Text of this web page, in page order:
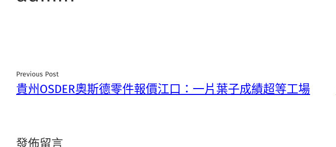
Previous Post
貴州OSDER奧斯德零件報價江口：一片葉子成績超等工場
發佈留言